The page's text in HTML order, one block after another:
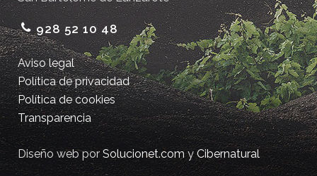
928 52 10 48
Aviso legal
Política de privacidad
Política de cookies
Transparencia
Diseño web porSolucionet.comyCibernatural